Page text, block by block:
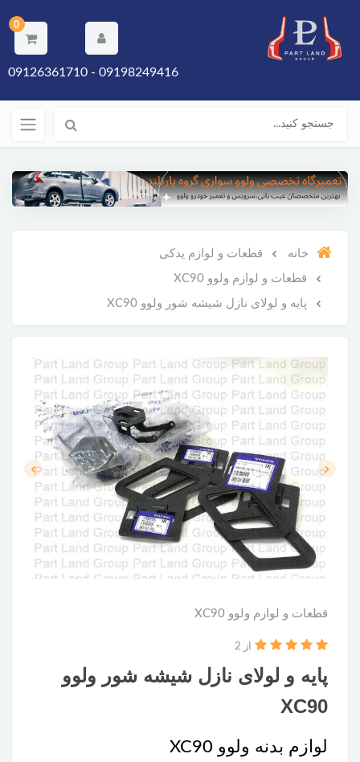
0
09198249416 - 09126361710
خانه قطعات و لوازم یدکی
قطعات و لوازم ولوو XC90
پایه و لولای نازل شیشه شور ولوو XC90
قطعات و لوازم ولوو XC90
پایه و لولای نازل شیشه شور ولوو
XC90
از 2
لوازم بدنه ولوو XC90